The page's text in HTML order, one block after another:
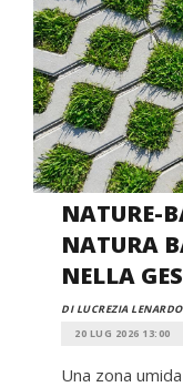
NATURE-
NATURA
NELLA
DI LUCREZIA
20 LUG 2026 13:00
Una zona